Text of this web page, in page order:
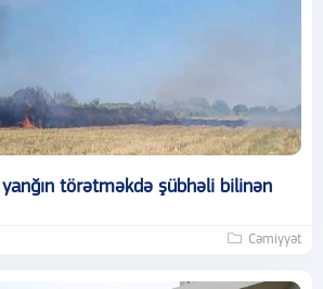
törətməkdə şübhəli bilinən
Cəmiyyət